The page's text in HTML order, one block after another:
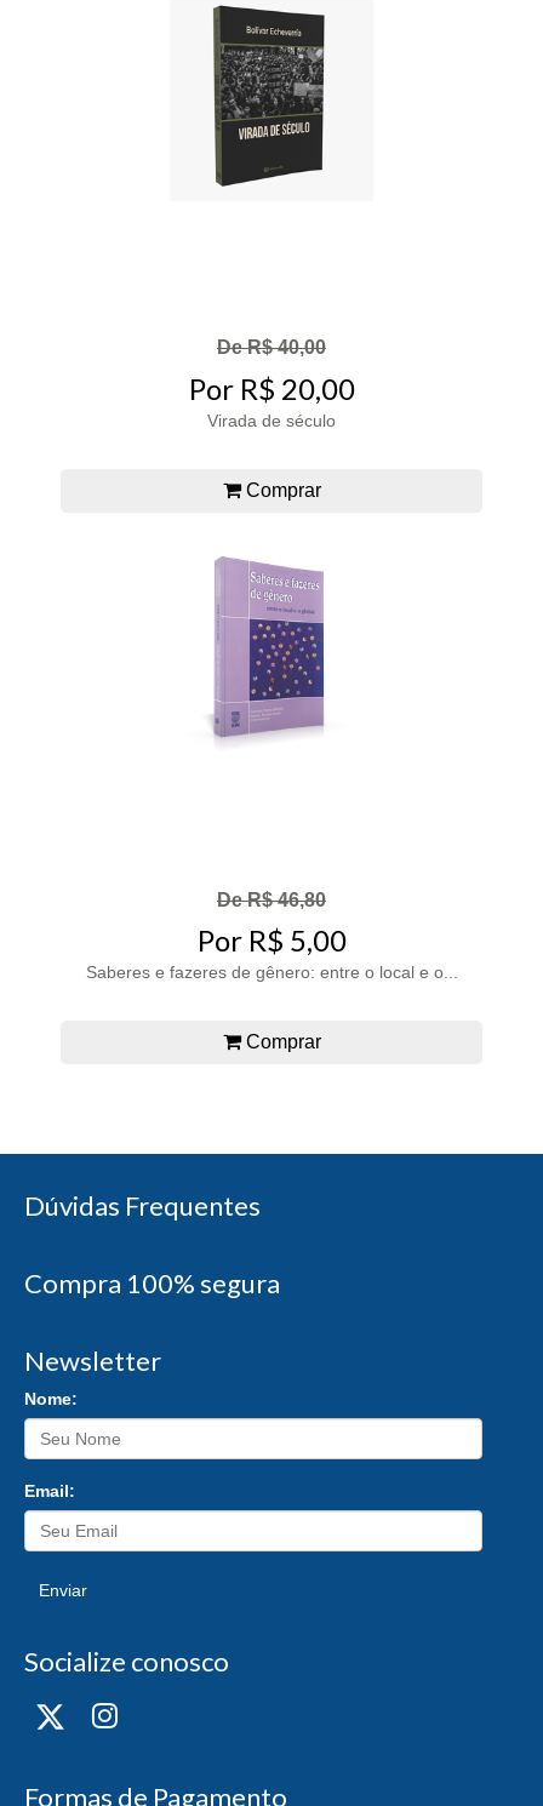
De R$ 40,00
Por R$ 20,00
Virada de século
Comprar
De R$ 46,80
Por R$ 5,00
Saberes e fazeres de gênero: entre o local e o...
Comprar
Dúvidas Frequentes
Compra 100% segura
Newsletter
Nome:
Email:
Enviar
Socialize conosco
Formas de Pagamento